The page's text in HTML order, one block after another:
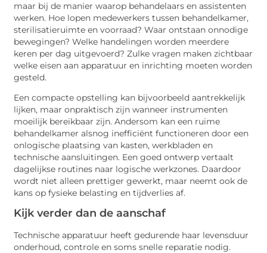
maar bij de manier waarop behandelaars en assistenten
werken. Hoe lopen medewerkers tussen behandelkamer,
sterilisatieruimte en voorraad? Waar ontstaan onnodige
bewegingen? Welke handelingen worden meerdere
keren per dag uitgevoerd? Zulke vragen maken zichtbaar
welke eisen aan apparatuur en inrichting moeten worden
gesteld.
Een compacte opstelling kan bijvoorbeeld aantrekkelijk
lijken, maar onpraktisch zijn wanneer instrumenten
moeilijk bereikbaar zijn. Andersom kan een ruime
behandelkamer alsnog inefficiënt functioneren door een
onlogische plaatsing van kasten, werkbladen en
technische aansluitingen. Een goed ontwerp vertaalt
dagelijkse routines naar logische werkzones. Daardoor
wordt niet alleen prettiger gewerkt, maar neemt ook de
kans op fysieke belasting en tijdverlies af.
Kijk verder dan de aanschaf
Technische apparatuur heeft gedurende haar levensduur
onderhoud, controle en soms snelle reparatie nodig.